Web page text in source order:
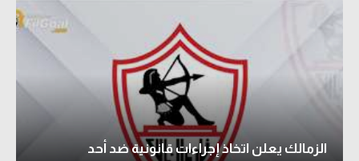
الزمالك يعلن اتخاذ إجراءات قانونية ضد أحد